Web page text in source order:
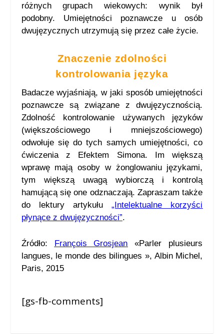
różnych grupach wiekowych: wynik był
podobny. Umiejętności poznawcze u osób
dwujęzycznych utrzymują się przez całe życie.
Znaczenie zdolności
kontrolowania języka
Badacze wyjaśniają, w jaki sposób umiejętności
poznawcze są związane z dwujęzycznością.
Zdolność kontrolowanie używanych języków
(większościowego i mniejszościowego)
odwołuje się do tych samych umiejętności, co
ćwiczenia z Efektem Simona. Im większą
wprawę mają osoby w żonglowaniu językami,
tym większą uwagą wybiorczą i kontrolą
hamującą się one odznaczają. Zapraszam także
do lektury artykułu„Intelektualne korzyści
płynące z dwujęzyczności”.
Źródło: François Grosjean «Parler plusieurs
langues, le monde des bilingues », Albin Michel,
Paris, 2015
[gs-fb-comments]